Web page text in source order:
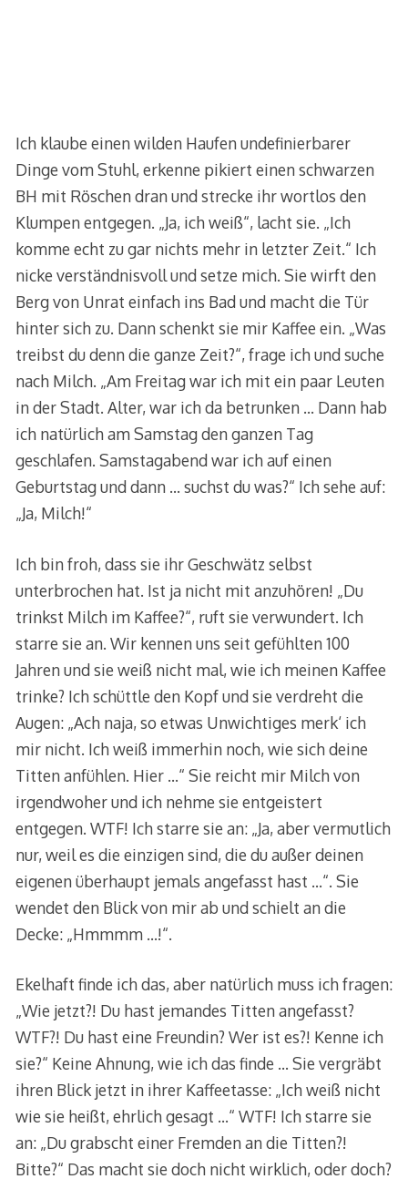
Ich klaube einen wilden Haufen undefinierbarer
Dinge vom Stuhl, erkenne pikiert einen schwarzen
BH mit Röschen dran und strecke ihr wortlos den
Klumpen entgegen. „Ja, ich weiß“, lacht sie. „Ich
komme echt zu gar nichts mehr in letzter Zeit.“ Ich
nicke verständnisvoll und setze mich. Sie wirft den
Berg von Unrat einfach ins Bad und macht die Tür
hinter sich zu. Dann schenkt sie mir Kaffee ein. „Was
treibst du denn die ganze Zeit?“, frage ich und suche
nach Milch. „Am Freitag war ich mit ein paar Leuten
in der Stadt. Alter, war ich da betrunken … Dann hab
ich natürlich am Samstag den ganzen Tag
geschlafen. Samstagabend war ich auf einen
Geburtstag und dann … suchst du was?“ Ich sehe auf:
„Ja, Milch!“
Ich bin froh, dass sie ihr Geschwätz selbst
unterbrochen hat. Ist ja nicht mit anzuhören! „Du
trinkst Milch im Kaffee?“, ruft sie verwundert. Ich
starre sie an. Wir kennen uns seit gefühlten 100
Jahren und sie weiß nicht mal, wie ich meinen Kaffee
trinke? Ich schüttle den Kopf und sie verdreht die
Augen: „Ach naja, so etwas Unwichtiges merk‘ ich
mir nicht. Ich weiß immerhin noch, wie sich deine
Titten anfühlen. Hier …“ Sie reicht mir Milch von
irgendwoher und ich nehme sie entgeistert
entgegen. WTF! Ich starre sie an: „Ja, aber vermutlich
nur, weil es die einzigen sind, die du außer deinen
eigenen überhaupt jemals angefasst hast …“. Sie
wendet den Blick von mir ab und schielt an die
Decke: „Hmmmm …!“.
Ekelhaft finde ich das, aber natürlich muss ich fragen:
„Wie jetzt?! Du hast jemandes Titten angefasst?
WTF?! Du hast eine Freundin? Wer ist es?! Kenne ich
sie?“ Keine Ahnung, wie ich das finde … Sie vergräbt
ihren Blick jetzt in ihrer Kaffeetasse: „Ich weiß nicht
wie sie heißt, ehrlich gesagt …“ WTF! Ich starre sie
an: „Du grabscht einer Fremden an die Titten?!
Bitte?“ Das macht sie doch nicht wirklich, oder doch?